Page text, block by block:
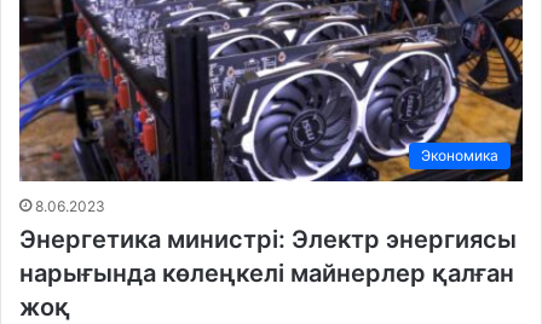
Экономика
8.06.2023
Энергетика министрі: Электр энергиясы
нарығында көлеңкелі майнерлер қалған
жоқ